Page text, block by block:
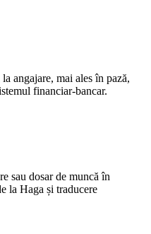
angajare, mai ales în pază,
financiar-bancar.
sau dosar de muncă în
la Haga și traducere